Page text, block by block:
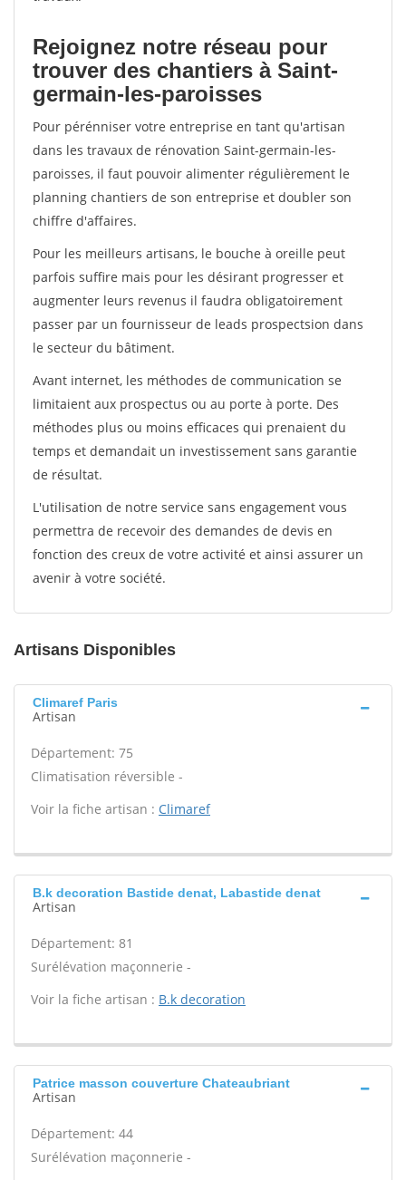
Rejoignez notre réseau pour
trouver des chantiers à Saint-
germain-les-paroisses
Pour pérénniser votre entreprise en tant qu'artisan
dans les travaux de rénovation Saint-germain-les-
paroisses, il faut pouvoir alimenter régulièrement le
planning chantiers de son entreprise et doubler son
chiffre d'affaires.
Pour les meilleurs artisans, le bouche à oreille peut
parfois suffire mais pour les désirant progresser et
augmenter leurs revenus il faudra obligatoirement
passer par un fournisseur de leads prospectsion dans
le secteur du bâtiment.
Avant internet, les méthodes de communication se
limitaient aux prospectus ou au porte à porte. Des
méthodes plus ou moins efficaces qui prenaient du
temps et demandait un investissement sans garantie
de résultat.
L'utilisation de notre service sans engagement vous
permettra de recevoir des demandes de devis en
fonction des creux de votre activité et ainsi assurer un
avenir à votre société.
Artisans Disponibles
Climaref Paris
Artisan
Département: 75
Climatisation réversible -
Voir la fiche artisan : Climaref
B.k decoration Bastide denat, Labastide denat
Artisan
Département: 81
Surélévation maçonnerie -
Voir la fiche artisan : B.k decoration
Patrice masson couverture Chateaubriant
Artisan
Département: 44
Surélévation maçonnerie -